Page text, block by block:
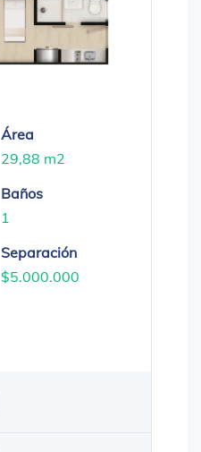
Área
29,88 m2
Baños
1
Separación
$5.000.000